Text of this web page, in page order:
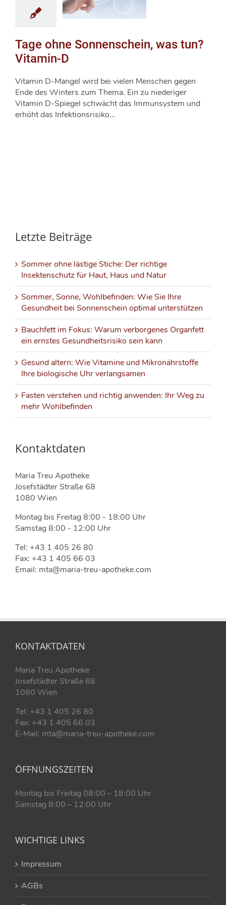
Tage ohne Sonnenschein, was tun?
Vitamin-D
Vitamin D-Mangel wird bei vielen Menschen gegen
Ende des Winters zum Thema. Ein zu niederiger
Vitamin D-Spiegel schwächt das Immunsystem und
erhöht das Infektionsrisiko…
Letzte Beiträge
Sommer ohne lästige Stiche: Der richtige
Insektenschutz für Haut, Haus und Natur
Sommer, Sonne, Wohlbefinden: Wie Sie Ihre
Gesundheit bei Sonnenschein optimal unterstützen
Bauchfett im Fokus: Warum verborgenes Organfett
ein ernstes Gesundheitsrisiko sein kann
Gesund altern: Wie Vitamine und Mikronährstoffe
Ihre biologische Uhr verlangsamen
Fasten verstehen und richtig anwenden: Ihr Weg zu
mehr Wohlbefinden
Kontaktdaten
Maria Treu Apotheke
Josefstädter Straße 68
1080 Wien
Montag bis Freitag 8:00 - 18:00 Uhr
Samstag 8:00 - 12:00 Uhr
Tel: +43 1 405 26 80
Fax: +43 1 405 66 03
Email: mta@maria-treu-apotheke.com
KONTAKTDATEN
Maria Treu Apotheke
Josefstädter Straße 68
1080 Wien
Tel: +43 1 405 26 80
Fax: +43 1 405 66 03
E-Mail: mta@maria-treu-apotheke.com
ÖFFNUNGSZEITEN
Montag bis Freitag 08:00 – 18:00 Uhr
Samstag 8:00 – 12:00 Uhr
WICHTIGE LINKS
Impressum
AGBs